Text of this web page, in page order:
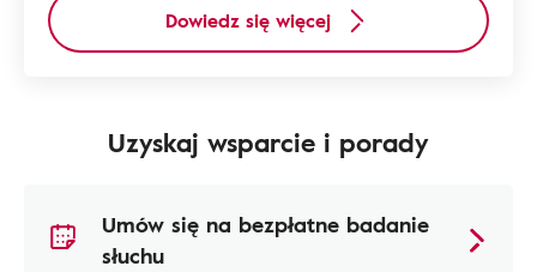
Dowiedz się więcej
Uzyskaj wsparcie i porady
Umów się na bezpłatne badanie
słuchu